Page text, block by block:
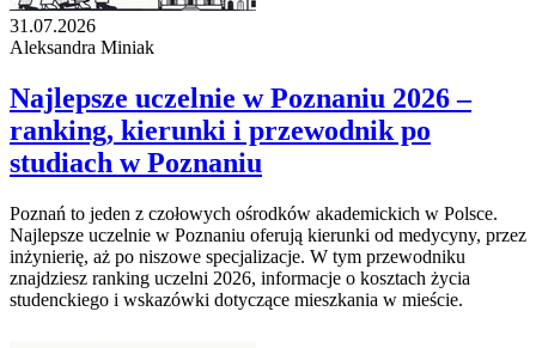
31.07.2026
Aleksandra Miniak
Najlepsze uczelnie w Poznaniu 2026 –
ranking, kierunki i przewodnik po
studiach w Poznaniu
Poznań to jeden z czołowych ośrodków akademickich w Polsce.
Najlepsze uczelnie w Poznaniu oferują kierunki od medycyny, przez
inżynierię, aż po niszowe specjalizacje. W tym przewodniku
znajdziesz ranking uczelni 2026, informacje o kosztach życia
studenckiego i wskazówki dotyczące mieszkania w mieście.